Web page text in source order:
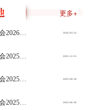
更多+
2026-03-31
2025-12-31
北京市门头沟区卫生健康委员会2025年第三季度其他执法结果公示 2025-09-30
2025-06-30